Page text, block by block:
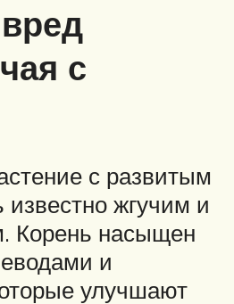
с
с развитым
жгучим и
Корень насыщен
и
улучшают